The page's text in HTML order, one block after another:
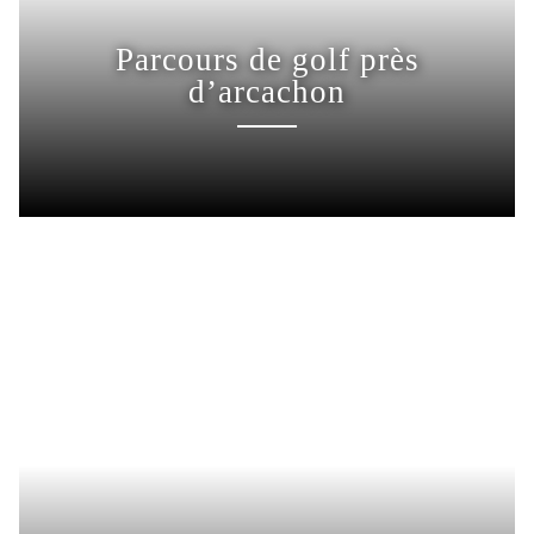
Parcours de golf près
d’arcachon